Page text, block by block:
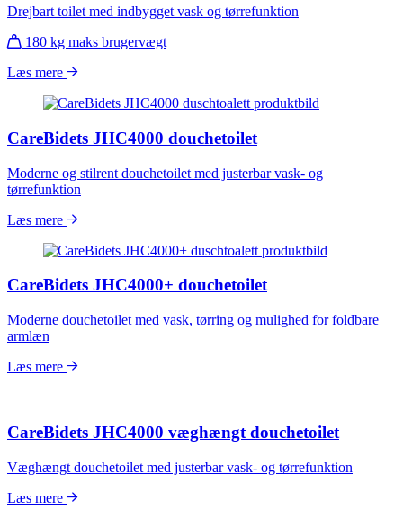
Drejbart toilet med indbygget vask og tørrefunktion
180 kg maks brugervægt
Læs mere
CareBidets JHC4000 douchetoilet
Moderne og stilrent douchetoilet med justerbar vask- og
tørrefunktion
Læs mere
CareBidets JHC4000+ douchetoilet
Moderne douchetoilet med vask, tørring og mulighed for foldbare
armlæn
Læs mere
CareBidets JHC4000 væghængt douchetoilet
Væghængt douchetoilet med justerbar vask- og tørrefunktion
Læs mere